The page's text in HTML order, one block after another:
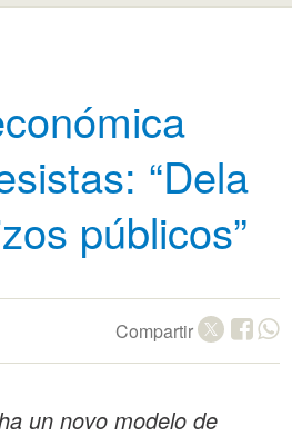
“Dela
públicos”
Compartir
un novo modelo de